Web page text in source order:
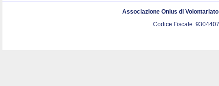
Associazione Onlus di
Codice Fiscale.